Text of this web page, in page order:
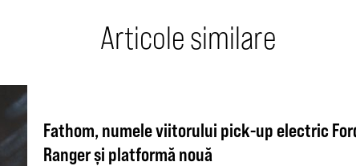
Articole similare
Fathom, numele viitorului pick-up electric
Ranger și platformă nouă